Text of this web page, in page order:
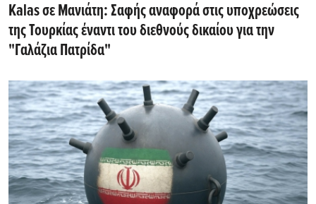
Kalas σε Μανιάτη: Σαφής αναφορά στις υποχρεώσεις
της Τουρκίας έναντι του διεθνούς δικαίου για την
"Γαλάζια Πατρίδα"